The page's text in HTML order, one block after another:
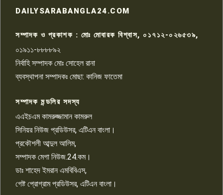
রাজশাহীতে সন্ত্রাসী হামলায় গুরুতর
চাঁদাবাজি ও হয়রানির অভিযোগ
১০
DAILYSARABANGLA24.COM
সম্পাদক ও প্রকাশক : মোঃ মোবারক বিশ্বাস, ০১৭১২-০২৬৫৩৯,
০১৯১১-৮৮৮৮৯২
নির্বাহি সম্পাদক মোঃ সোহেল রানা
ব্যবস্থাপনা সম্পাদকঃ মোছা: কানিজ ফাতেমা
সম্পাদক মন্ডলির সদস্য
এএইচএম কামরুজ্জামান কামরুল
সিনিয়র নিউজ প্রডিউসর, এটিএন বাংলা।
প্রকৌশলী আব্দুল আলিম,
সম্পাদক মেগা নিউজ.24.কম।
ডাঃ শাহেদ ইমরান এমবিবিএস,
গেষ্ট প্রোগ্রাম প্রডিউসর, এটিএন বাংলা।